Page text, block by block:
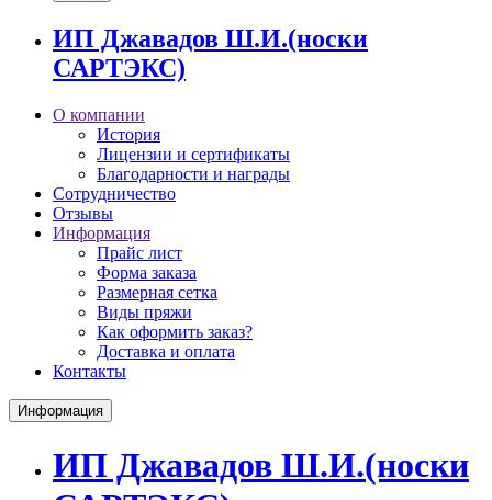
ИП Джавадов Ш.И.(носки
САРТЭКС)
О компании
История
Лицензии и сертификаты
Благодарности и награды
Сотрудничество
Отзывы
Информация
Прайс лист
Форма заказа
Размерная сетка
Виды пряжи
Как оформить заказ?
Доставка и оплата
Контакты
Информация
ИП Джавадов Ш.И.(носки